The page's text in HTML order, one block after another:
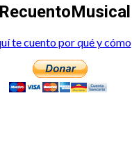
te cuento por qué y cómo